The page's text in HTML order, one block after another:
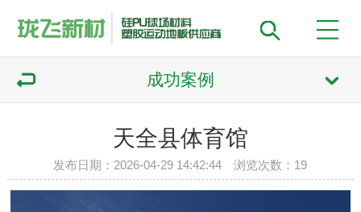
成功案例
天全县体育馆
发布日期：2026-04-29 14:42:44 浏览次数： 19